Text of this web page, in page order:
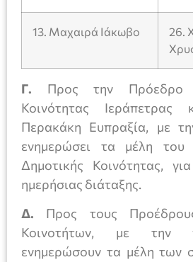
13. Μαχαιρά Ιάκωβο
26.
Γ. Προς την Πρόεδρο
Κοινότητας
Περακάκη Ευπραξία, με
ενημερώσει τα μέλη του
Δημοτικής Κοινότητας,
ημερήσιας διάταξης.
Δ. Προς τους
Κοινοτήτων, με την
ενημερώσουν τα μέλη των